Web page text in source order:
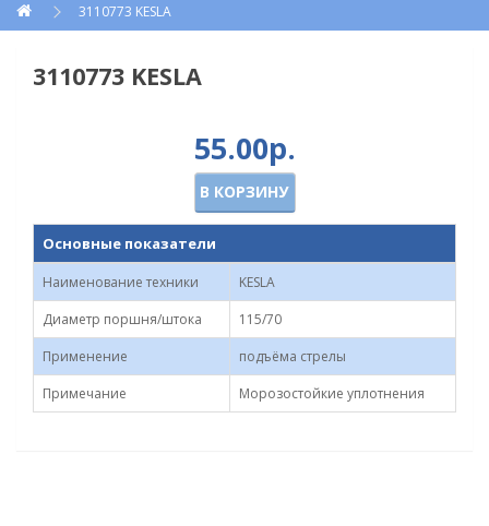
3110773 KESLA
3110773 KESLA
55.00р.
В КОРЗИНУ
Основные показатели
Наименование техники
KESLA
Диаметр поршня/штока
115/70
Применение
подъёма стрелы
Примечание
Морозостойкие уплотнения